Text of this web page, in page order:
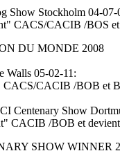
Show Stockholm 04-07-
CACS/CACIB /BOS et
MONDE 2008
Walls 05-02-11:
CACIB /BOB et
Centenary Show
CACIB /BOB et devient
SHOW WINNER